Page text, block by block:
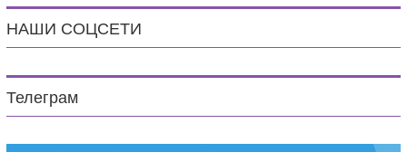
НАШИ СОЦСЕТИ
Телеграм